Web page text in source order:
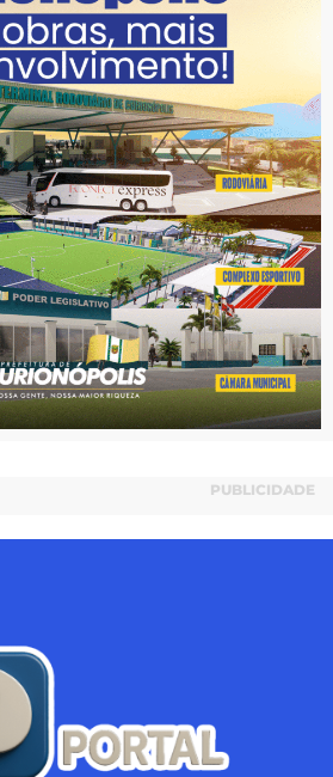
PUBLICIDADE